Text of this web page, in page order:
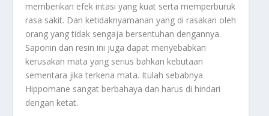
memberikan efek iritasi yang kuat serta memperburuk
rasa sakit. Dan ketidaknyamanan yang di rasakan oleh
orang yang tidak sengaja bersentuhan dengannya.
Saponin dan resin ini juga dapat menyebabkan
kerusakan mata yang serius bahkan kebutaan
sementara jika terkena mata. Itulah sebabnya
Hippomane sangat berbahaya dan harus di hindari
dengan ketat.